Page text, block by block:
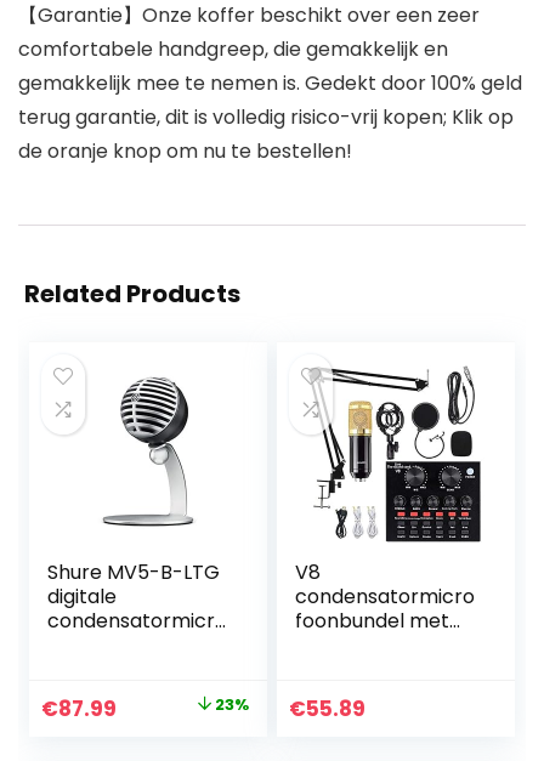
【Garantie】Onze koffer beschikt over een zeer
comfortabele handgreep, die gemakkelijk en
gemakkelijk mee te nemen is. Gedekt door 100% geld
terug garantie, dit is volledig risico-vrij kopen; Klik op
de oranje knop om nu te bestellen!
Related Products
Shure MV5-B-LTG
digitale
condensatormicro
Original
€87.99 Current 23%
V8
condensatormicro
foonbundel met
verstelbare
microfoonophang
€55.89